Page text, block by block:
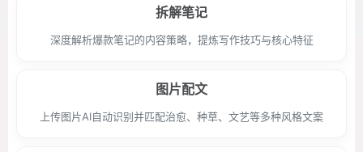
拆解笔记
深度解析爆款笔记的内容策略，提炼写作技巧与核心特征
图片配文
上传图片AI自动识别并匹配治愈、种草、文艺等多种风格文案